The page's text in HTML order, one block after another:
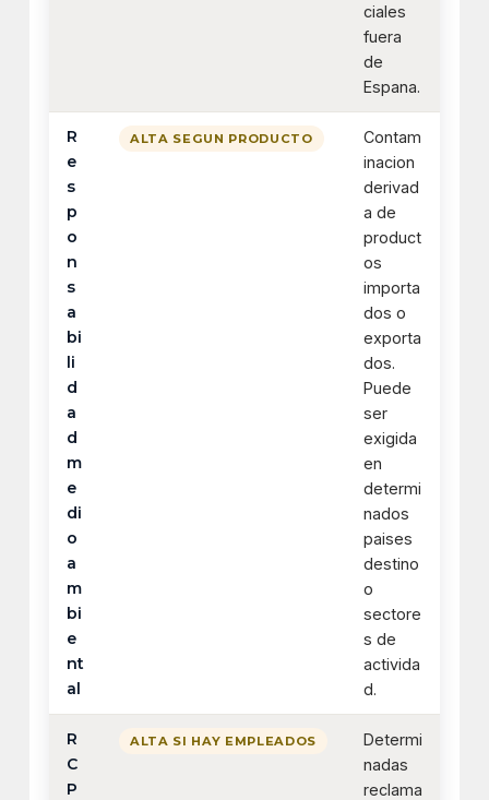
ciales
fuera
de
Espana.
R
e
s
p
o
n
s
a
bi
li
d
a
d
m
e
di
o
a
m
bi
e
nt
al
ALTA SEGUN PRODUCTO
Contam
inacion
derivad
a de
product
os
importa
dos o
exporta
dos.
Puede
ser
exigida
en
determi
nados
paises
destino
o
sectore
s de
activida
d.
R
C
P
ALTA SI HAY EMPLEADOS
Determi
nadas
reclama